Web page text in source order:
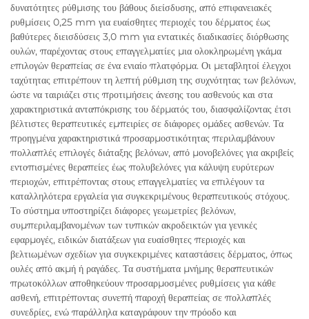
δυνατότητες ρύθμισης του βάθους διείσδυσης, από επιφανειακές
ρυθμίσεις 0,25 mm για ευαίσθητες περιοχές του δέρματος έως
βαθύτερες διεισδύσεις 3,0 mm για εντατικές διαδικασίες διόρθωσης
ουλών, παρέχοντας στους επαγγελματίες μια ολοκληρωμένη γκάμα
επιλογών θεραπείας σε ένα ενιαίο πλατφόρμα. Οι μεταβλητοί έλεγχοι
ταχύτητας επιτρέπουν τη λεπτή ρύθμιση της συχνότητας των βελόνων,
ώστε να ταιριάζει στις προτιμήσεις άνεσης του ασθενούς και στα
χαρακτηριστικά ανταπόκρισης του δέρματός του, διασφαλίζοντας έτσι
βέλτιστες θεραπευτικές εμπειρίες σε διάφορες ομάδες ασθενών. Τα
προηγμένα χαρακτηριστικά προσαρμοστικότητας περιλαμβάνουν
πολλαπλές επιλογές διάταξης βελόνων, από μονοβελόνες για ακριβείς
εντοπισμένες θεραπείες έως πολυβελόνες για κάλυψη ευρύτερων
περιοχών, επιτρέποντας στους επαγγελματίες να επιλέγουν τα
καταλληλότερα εργαλεία για συγκεκριμένους θεραπευτικούς στόχους.
Το σύστημα υποστηρίζει διάφορες γεωμετρίες βελόνων,
συμπεριλαμβανομένων των τυπικών ακροδεικτών για γενικές
εφαρμογές, ειδικών διατάξεων για ευαίσθητες περιοχές και
βελτιωμένων σχεδίων για συγκεκριμένες καταστάσεις δέρματος, όπως
ουλές από ακμή ή ραγάδες. Τα συστήματα μνήμης θεραπευτικών
πρωτοκόλλων αποθηκεύουν προσαρμοσμένες ρυθμίσεις για κάθε
ασθενή, επιτρέποντας συνεπή παροχή θεραπείας σε πολλαπλές
συνεδρίες, ενώ παράλληλα καταγράφουν την πρόοδο και